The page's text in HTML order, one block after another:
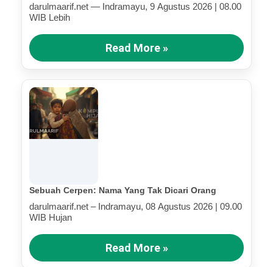
darulmaarif.net — Indramayu, 9 Agustus 2026 | 08.00
WIB Lebih
Read More »
Sebuah Cerpen: Nama Yang Tak Dicari Orang
darulmaarif.net – Indramayu, 08 Agustus 2026 | 09.00
WIB Hujan
Read More »